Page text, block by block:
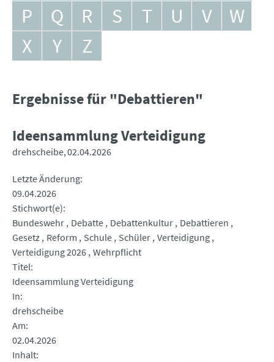
P
Q R S T U V
W
X
Y Z
Ergebnisse für "Debattieren"
Ideensammlung Verteidigung
drehscheibe 02.04.2026
Letzte Änderung
09.04.2026
Stichwort(e)
Bundeswehr Debatte Debattenkultur Debattieren
Gesetz Reform Schule Schüler Verteidigung
Verteidigung 2026 Wehrpflicht
Titel
Ideensammlung Verteidigung
In
drehscheibe
Am
02.04.2026
Inhalt